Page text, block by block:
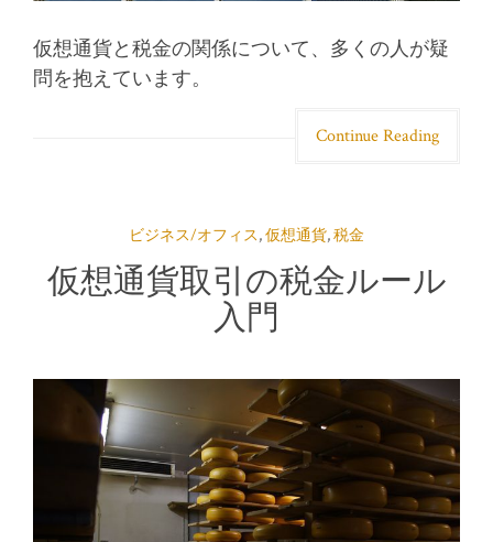
仮想通貨と税金の関係について、多くの人が疑
問を抱えています。
Continue Reading
ビジネス/オフィス,仮想通貨,税金
仮想通貨取引の税金ルール
入門